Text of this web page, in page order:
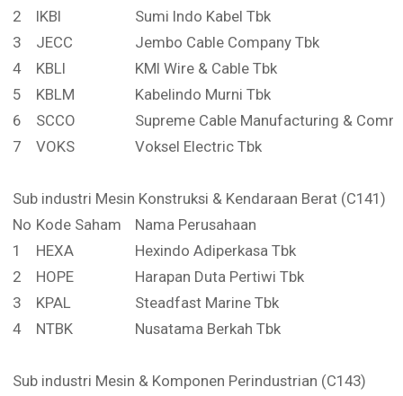
2
IKBI
Sumi Indo Kabel Tbk
3
JECC
Jembo Cable Company Tbk
4
KBLI
KMI Wire & Cable Tbk
5
KBLM
Kabelindo Murni Tbk
6
SCCO
Supreme Cable Manufacturing &
7
VOKS Voksel Electric Tbk
Sub industri Mesin Konstruksi & Kendaraan Berat (C141)
No Kode Saham
Nama Perusahaan
1
HEXA
Hexindo Adiperkasa Tbk
2
HOPE
Harapan Duta Pertiwi Tbk
3
KPAL
Steadfast Marine Tbk
4
NTBK Nusatama Berkah Tbk
Sub industri Mesin & Komponen Perindustrian (C143)